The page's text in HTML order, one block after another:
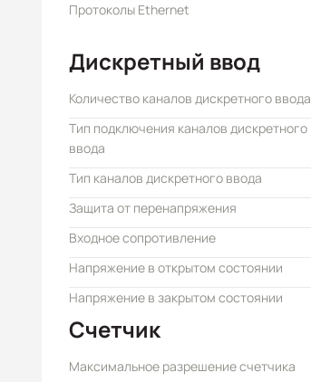
Протоколы Ethernet
Дискретный ввод
Количество каналов дискретного ввода
Тип подключения каналов дискретного
ввода
Тип каналов дискретного ввода
Защита от перенапряжения
Входное сопротивление
Напряжение в открытом состоянии
Напряжение в закрытом состоянии
Счетчик
Максимальное разрешение счетчика